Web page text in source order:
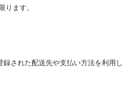
ます。
された配送先や支払い方法を利用し